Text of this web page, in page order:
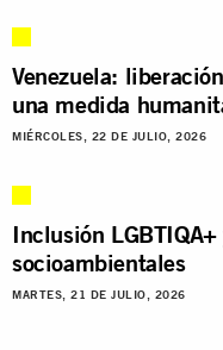
Venezuela:
una medida
MIÉRCOLES, 22 DE JULIO, 2026
Inclusión
socioambientales
MARTES, 21 DE JULIO, 2026